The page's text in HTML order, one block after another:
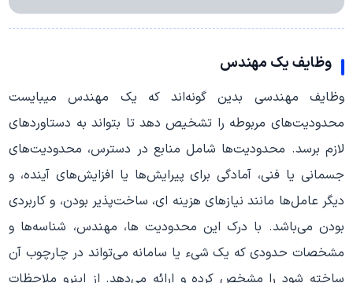
وظایف یک مهندس
وظایف مهندسی بدین گونه‌اند که یک مهندس میبایست
محدودیت‌های مربوطه را تشخیص دهد تا بتواند به دستاوردهای
لازم برسد. محدودیت‌ها شامل منابع در دسترس، محدودیت‌های
جسمانی یا فنی، آمادگی برای پیرایش‌ها یا افزایش‌های آینده، و
دیگر عامل‌ها مانند نیازهای هزینه ای، ساخت‌پذیر بودن، و کاربردی
بودن می‌باشد. با درک این محدودیت ها، مهندس، شناسه‌ها و
مشخصات حدودی که یک شیء یا سامانه می‌تواند در چارچوب آن
ساخته شود را مشخص کرده و ارائه می‌دهد. از اینرو ملاحظات